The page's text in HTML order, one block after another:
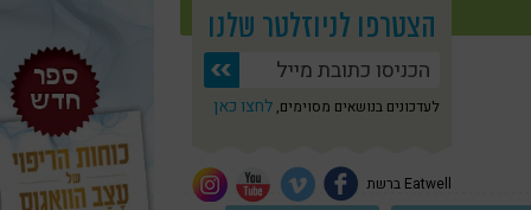
הצטרפו לניוזלטר שלנו
לעדכונים בנושאים מסוימים, לחצו כאן
Eatwell ברשת